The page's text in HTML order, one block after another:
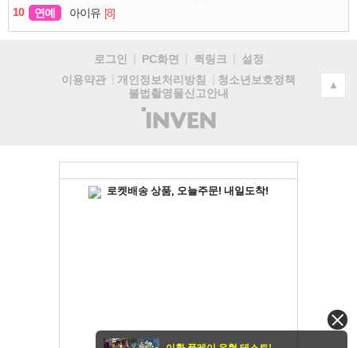
10
연예 아이유 [8]
로그인 PC화면 퀵링크
설정
이용약관
개인정보처리방침
청소년보호정책
불법촬영물신고안내
(주)
인
▲